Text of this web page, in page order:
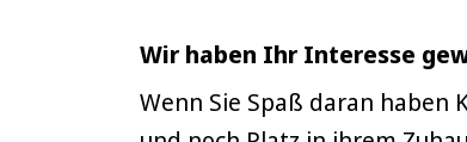
Wir haben Ihr Interesse
Wenn Sie Spaß daran